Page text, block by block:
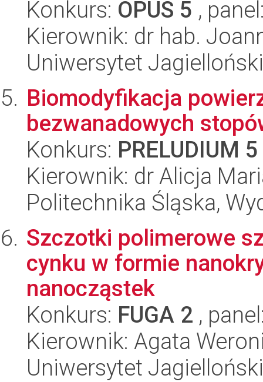
Konkurs: OPUS 5 ,
Kierownik: dr hab.
Uniwersytet
Biomodyfikacja
bezwanadowych
Konkurs: PRELUDIUM 5
Kierownik: dr Alicja
Politechnika Śląska,
Szczotki polimerowe
cynku w formie
nanocząstek
Konkurs: FUGA 2 ,
Kierownik: Agata
Uniwersytet